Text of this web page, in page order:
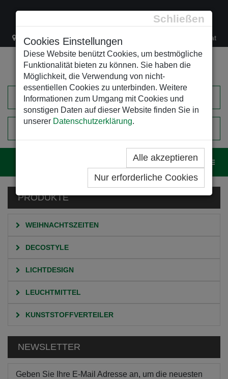
Schließen
Cookies Einstellungen
Diese Website benützt Cookies, um bestmögliche
Funktionalität bieten zu können. Sie haben die
Möglichkeit, die Verwendung von nicht-
essentiellen Cookies zu unterbinden. Weitere
Informationen zum Umgang mit Cookies und
sonstigen Daten auf dieser Website finden Sie in
unserer Datenschutzerklärung.
Alle akzeptieren
Nur erforderliche Cookies
Lacknergasse 78 +43/1/470 37 00 office@leso.at
EINKAUFSWAGEN
PRODUKTE
WEIHNACHTSZEITEN
DECOSTYLE
LICHTDESIGN
LEUCHTMITTEL
KUNSTSTOFFVERTEILER
NEWSLETTER
Geben Sie Ihre E-Mail Adresse an, um die neuesten